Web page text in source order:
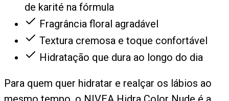
de karité na fórmula
Fragrância floral agradável
Textura cremosa e toque confortável
Hidratação que dura ao longo do dia
Para quem quer hidratar e realçar os lábios ao